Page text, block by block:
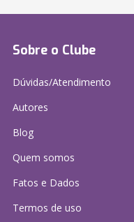
Sobre o Clube
Dúvidas/Atendimento
Autores
Blog
Quem somos
Fatos e Dados
Termos de uso